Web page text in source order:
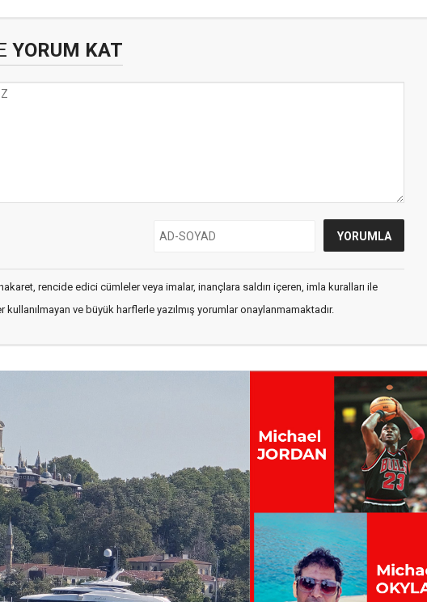
YORUM KAT
rencide edici cümleler veya imalar, inançlara saldırı içeren, imla kuralları ile
kullanılmayan ve büyük harflerle yazılmış yorumlar onaylanmamaktadır.